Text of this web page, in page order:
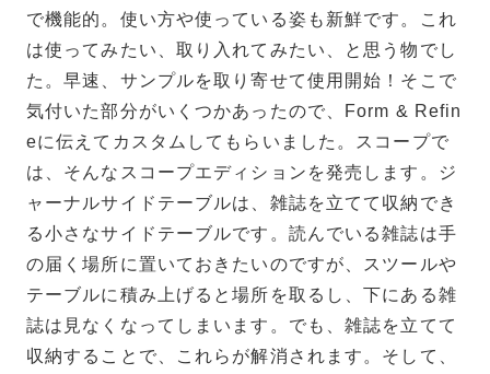
で機能的。使い方や使っている姿も新鮮です。これ
は使ってみたい、取り入れてみたい、と思う物でし
た。早速、サンプルを取り寄せて使用開始！そこで
気付いた部分がいくつかあったので、Form & Refin
eに伝えてカスタムしてもらいました。スコープで
は、そんなスコープエディションを発売します。ジ
ャーナルサイドテーブルは、雑誌を立てて収納でき
る小さなサイドテーブルです。読んでいる雑誌は手
の届く場所に置いておきたいのですが、スツールや
テーブルに積み上げると場所を取るし、下にある雑
誌は見なくなってしまいます。でも、雑誌を立てて
収納することで、これらが解消されます。そして、